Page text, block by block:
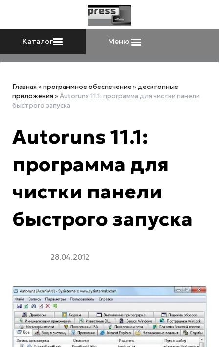
Каталог Меню
Главная »программное обеспечение »десктопные
приложения »Autoruns 11.1: программа для чистки панели
быстрого запуска
Autoruns 11.1:
программа для
чистки панели
быстрого запуска
28.04.2012